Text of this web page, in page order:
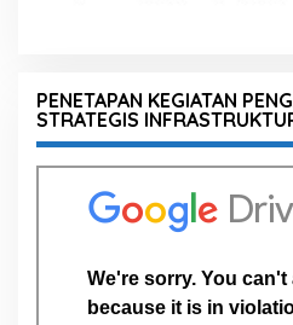
PENETAPAN KEGIATAN
STRATEGIS